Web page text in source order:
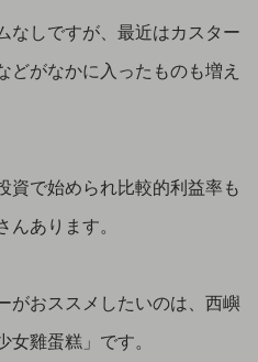
なしですが、最近はカスター
どがなかに入ったものも増え
資で始められ比較的利益率も
あります。
がおススメしたいのは、西嶼
女雞蛋糕」です。